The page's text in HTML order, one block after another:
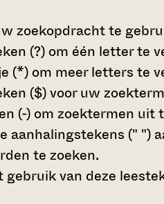
zoekopdracht te
(?) om één letter te
(*) om meer letters te
($)voor uw
(-) om zoektermen uit
aanhalingstekens (" ")
te zoeken.
gebruik van deze